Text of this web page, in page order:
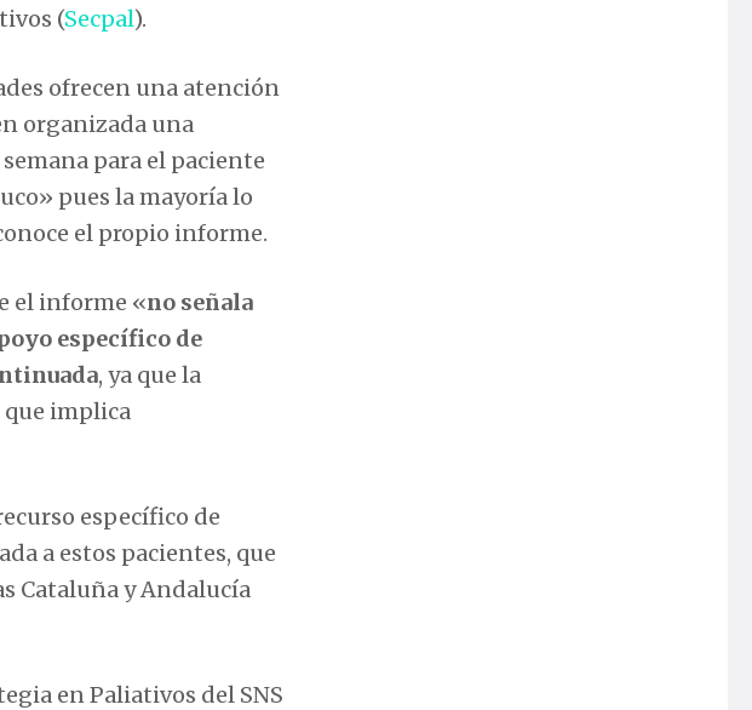
(Secpal).
ofrecen una atención
organizada una
para el paciente
pues la mayoría lo
el propio informe.
el informe «no señala
específico de
, ya que la
que implica
específico de
a estos pacientes, que
Cataluña y Andalucía
en Paliativos del SNS